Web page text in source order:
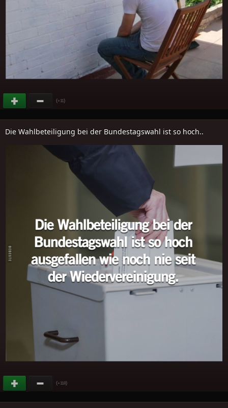
(+11)
Die Wahlbeteiligung bei der Bundestagswahl ist so hoch..
(+118)